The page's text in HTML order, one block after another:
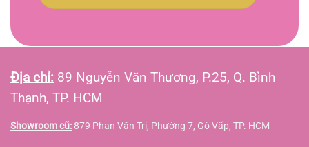
Địa chỉ: 89 Nguyễn Văn Thương, P.25, Q. Bình
Thạnh, TP. HCM
Showroom cũ: 879 Phan Văn Trị, Phường 7, Gò Vấp, TP. HCM